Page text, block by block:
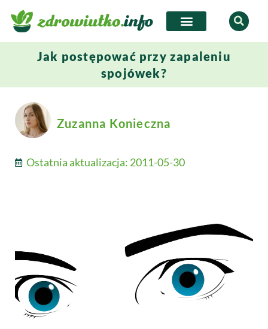
Jak postępować przy zapaleniu
spojówek?
Zuzanna Konieczna
Ostatnia aktualizacja: 2011-05-30